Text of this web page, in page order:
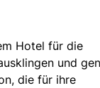
Hotel für die
und
die für ihre